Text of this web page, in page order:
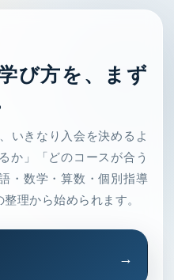
び方を、まず
いきなり入会を決めるよ
か」「どのコースが合う
・数学・算数・個別指導
理から始められます。